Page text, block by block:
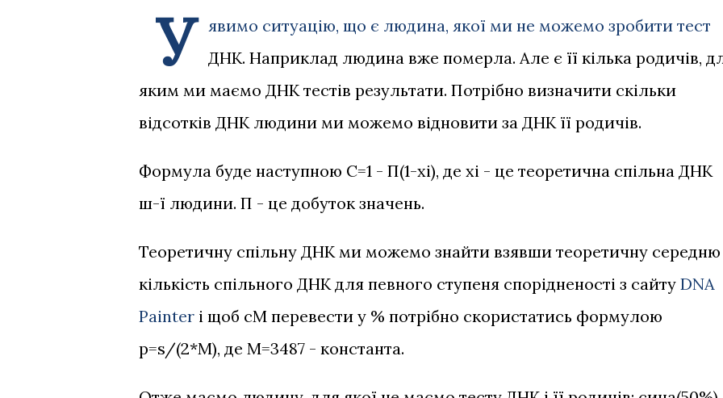
У
явимо ситуацію, що є людина, якої ми не можемо зробити тест
ДНК. Наприклад людина вже померла. Але є її кілька родичів,
яким ми маємо ДНК тестів результати. Потрібно визначити скільки
відсотків ДНК людини ми можемо відновити за ДНК її родичів.
Формула буде наступною C=1 - П(1-xi), де xi - це теоретична спільна ДНК
ш-ї людини. П - це добуток значень.
Теоретичну спільну ДНК ми можемо знайти взявши теоретичну середню
кількість спільного ДНК для певного ступеня спорідненості з сайту DNA
Painter і щоб cM перевести у % потрібно скористатись формулою
p=s/(2*M), де M=3487 - константа.